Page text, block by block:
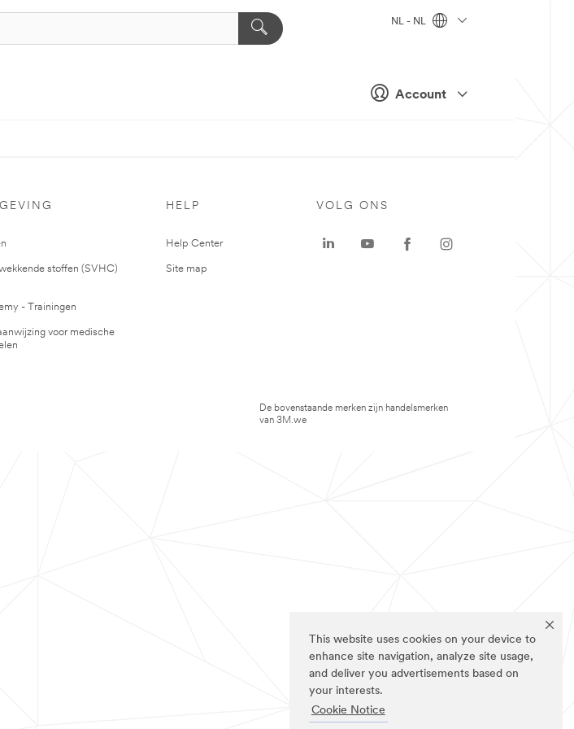
This website uses cookies on your device to
enhance site navigation, analyze site usage,
and deliver you advertisements based on
your interests.
Cookie Notice
Account
NL - NL
stoffen (SVHC)
- Trainingen
voor medische
HELP
Help Center
Site map
VOLG ONS
De bovenstaande merken zijn handelsmerken
van 3M.we